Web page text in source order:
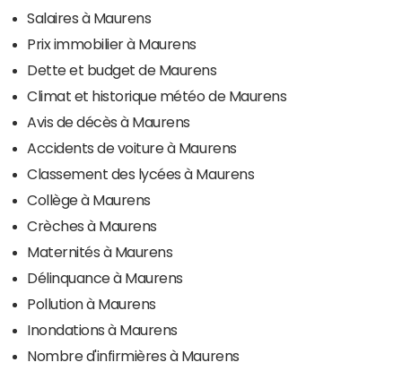
Salaires à Maurens
Prix immobilier à Maurens
Dette et budget de Maurens
Climat et historique météo de Maurens
Avis de décès à Maurens
Accidents de voiture à Maurens
Classement des lycées à Maurens
Collège à Maurens
Crèches à Maurens
Maternités à Maurens
Délinquance à Maurens
Pollution à Maurens
Inondations à Maurens
Nombre d'infirmières à Maurens